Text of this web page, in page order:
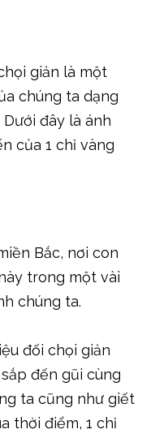
giản là một
chúng ta dạng
đây là ánh
của 1 chỉ vàng
Bắc, nơi con
trong một vài
chúng ta.
đối chọi giản
đến gũi cùng
ta cũng như giết
thời điểm, 1 chỉ